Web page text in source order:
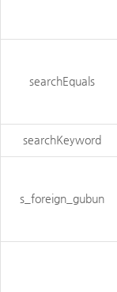
searchEquals
searchKeyword
s_foreign_gubun